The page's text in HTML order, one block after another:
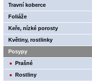
Travní koberce
Foliáže
Keře, nízké porosty
Květiny, rostlinky
Posypy
Prašné
Rostliny